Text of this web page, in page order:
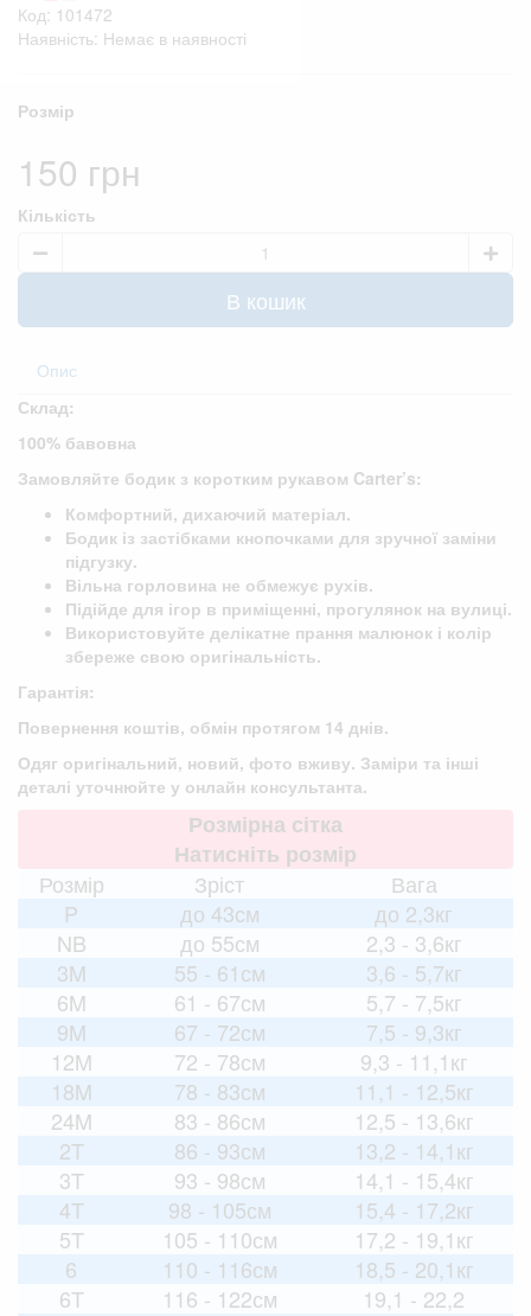
Код: 101472
Наявність: Немає в наявності
Розмір
150 грн
Кількість
В кошик
Опис
Склад:
100% бавовна
Замовляйте бодик з коротким рукавом Carter’s:
Комфортний, дихаючий матеріал.
Бодик із застібками кнопочками для зручної заміни
підгузку.
Вільна горловина не обмежує рухів.
Підійде для ігор в приміщенні, прогулянок на вулиці.
Використовуйте делікатне прання малюнок і колір
збереже свою оригінальність.
Гарантія:
Повернення коштів, обмін протягом 14 днів.
Одяг оригінальний, новий, фото вживу. Заміри та інші
деталі уточнюйте у онлайн консультанта.
Розмірна сітка
Натисніть розмір
Розмір
Зріст
Вага
P
до 43см
до 2,3кг
NB
до 55см
2,3 - 3,6кг
3M
55 - 61см
3,6 - 5,7кг
6M
61 - 67см
5,7 - 7,5кг
9M
67 - 72см
7,5 - 9,3кг
12M
72 - 78см
9,3 - 11,1кг
18M
78 - 83см
11,1 - 12,5кг
24M
83 - 86см
12,5 - 13,6кг
2T
86 - 93см
13,2 - 14,1кг
3T
93 - 98см
14,1 - 15,4кг
4T
98 - 105см
15,4 - 17,2кг
5T
105 - 110см
17,2 - 19,1кг
6
110 - 116см
18,5 - 20,1кг
6T
116 - 122см
19,1 - 22,2